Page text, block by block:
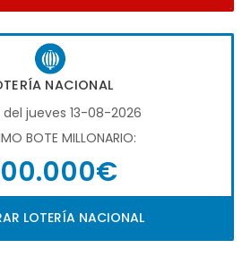
NACIONAL
jueves 13-08-2026
BOTE MILLONARIO:
LOTERÍA NACIONAL